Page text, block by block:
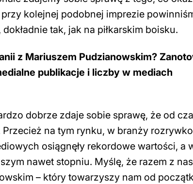
kolejnej podobnej imprezie
tak, jak na piłkarskim boisku.
z Mariuszem Pudzianowskim?
publikacje i liczby w mediach
dobrze zdaje sobie sprawę, że od
na tym rynku, w branży
osiągnęły rekordowe wartości, a
nawet stopniu. Myślę, że razem z
– który towarzyszy nam od